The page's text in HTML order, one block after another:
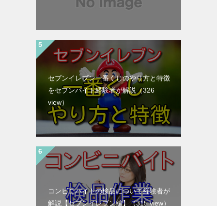
セブンイレブン一番くじのやり方と特徴
をセブンバイト経験者が解説（326
view）
コンビニバイトの検品について経験者が
解説【セブンイレブン編】
（315 view）